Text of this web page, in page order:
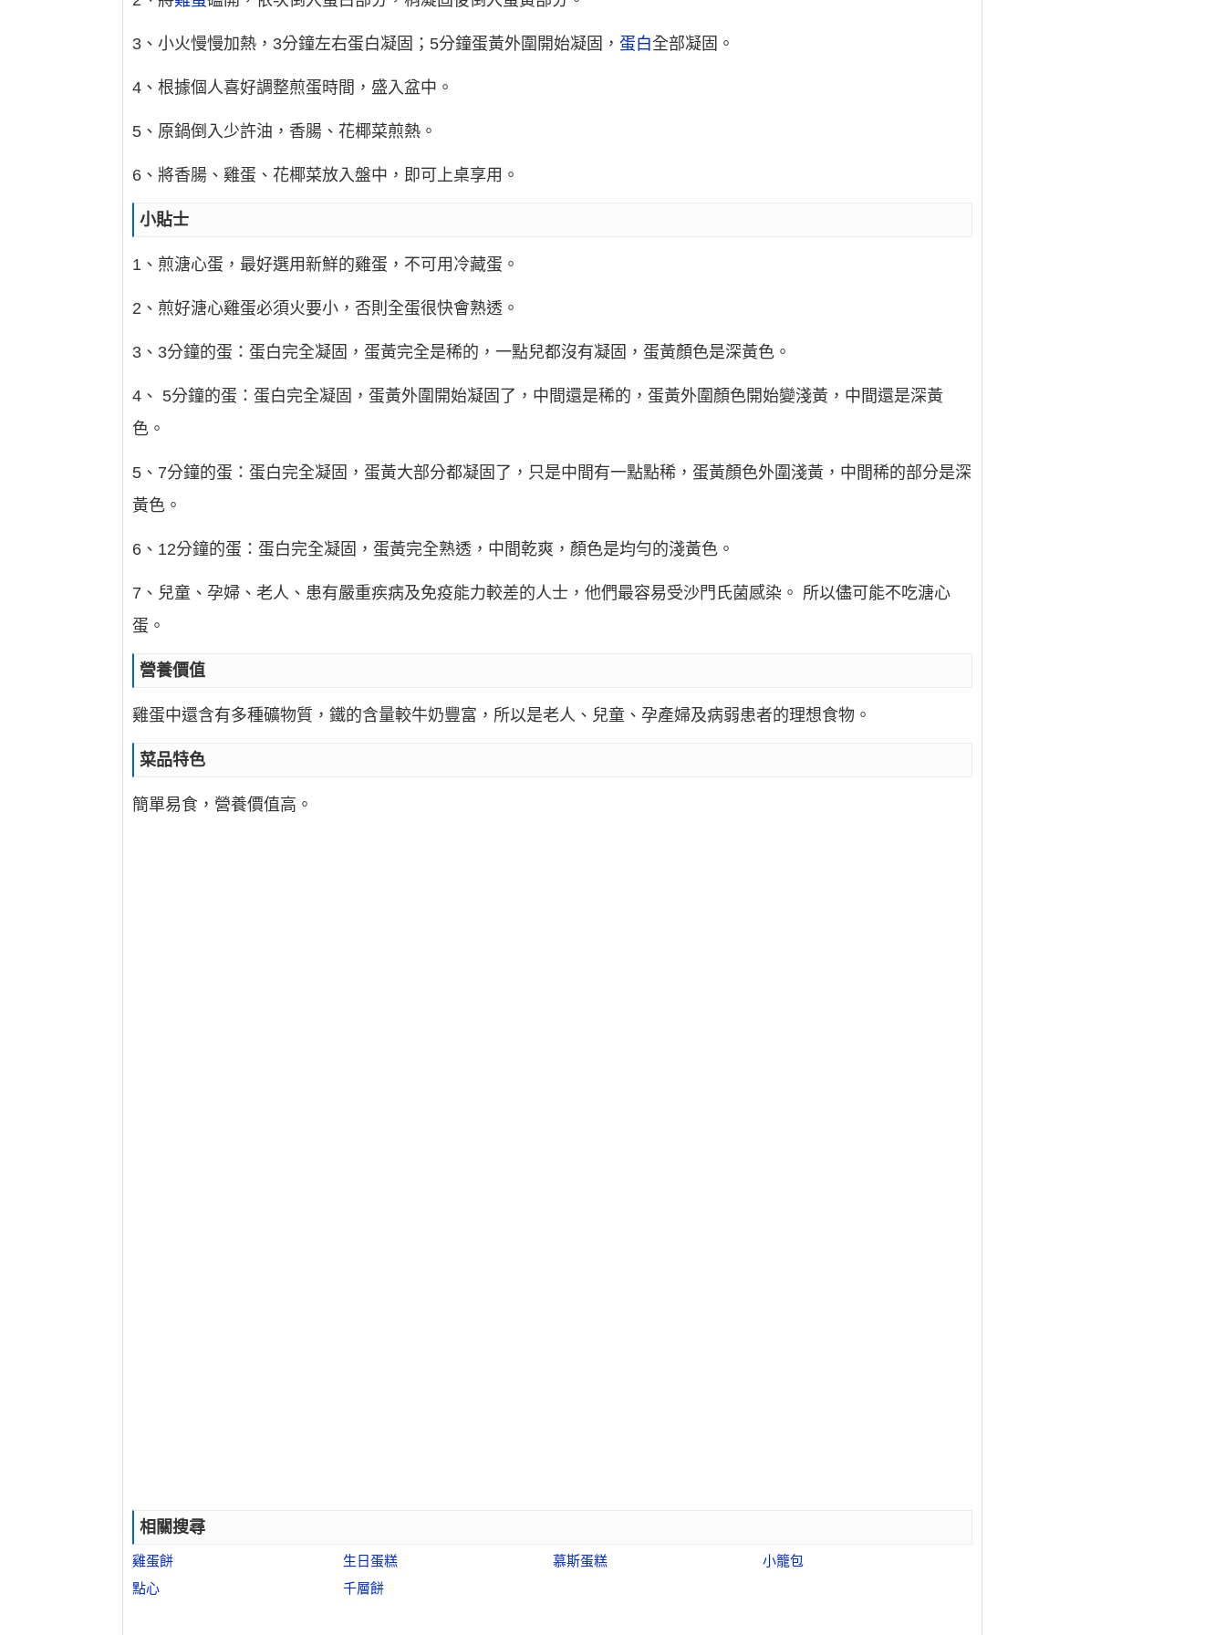
3、小火慢慢加熱，3分鐘左右蛋白凝固；5分鐘蛋黃外圍開始凝固，蛋白全部凝固。
4、根據個人喜好調整煎蛋時間，盛入盆中。
5、原鍋倒入少許油，香腸、花椰菜煎熱。
6、將香腸、雞蛋、花椰菜放入盤中，即可上桌享用。
小貼士
1、煎溏心蛋，最好選用新鮮的雞蛋，不可用冷藏蛋。
2、煎好溏心雞蛋必須火要小，否則全蛋很快會熟透。
3、3分鐘的蛋：蛋白完全凝固，蛋黃完全是稀的，一點兒都沒有凝固，蛋黃顏色是深黃色。
4、 5分鐘的蛋：蛋白完全凝固，蛋黃外圍開始凝固了，中間還是稀的，蛋黃外圍顏色開始變淺黃，中間還是深黃
色。
5、7分鐘的蛋：蛋白完全凝固，蛋黃大部分都凝固了，只是中間有一點點稀，蛋黃顏色外圍淺黃，中間稀的部分是深
黃色。
6、12分鐘的蛋：蛋白完全凝固，蛋黃完全熟透，中間乾爽，顏色是均勻的淺黃色。
7、兒童、孕婦、老人、患有嚴重疾病及免疫能力較差的人士，他們最容易受沙門氏菌感染。 所以儘可能不吃溏心
蛋。
營養價值
雞蛋中還含有多種礦物質，鐵的含量較牛奶豐富，所以是老人、兒童、孕產婦及病弱患者的理想食物。
菜品特色
簡單易食，營養價值高。
相關搜尋
雞蛋餅 生日蛋糕 慕斯蛋糕
小籠包
點心
千層餅